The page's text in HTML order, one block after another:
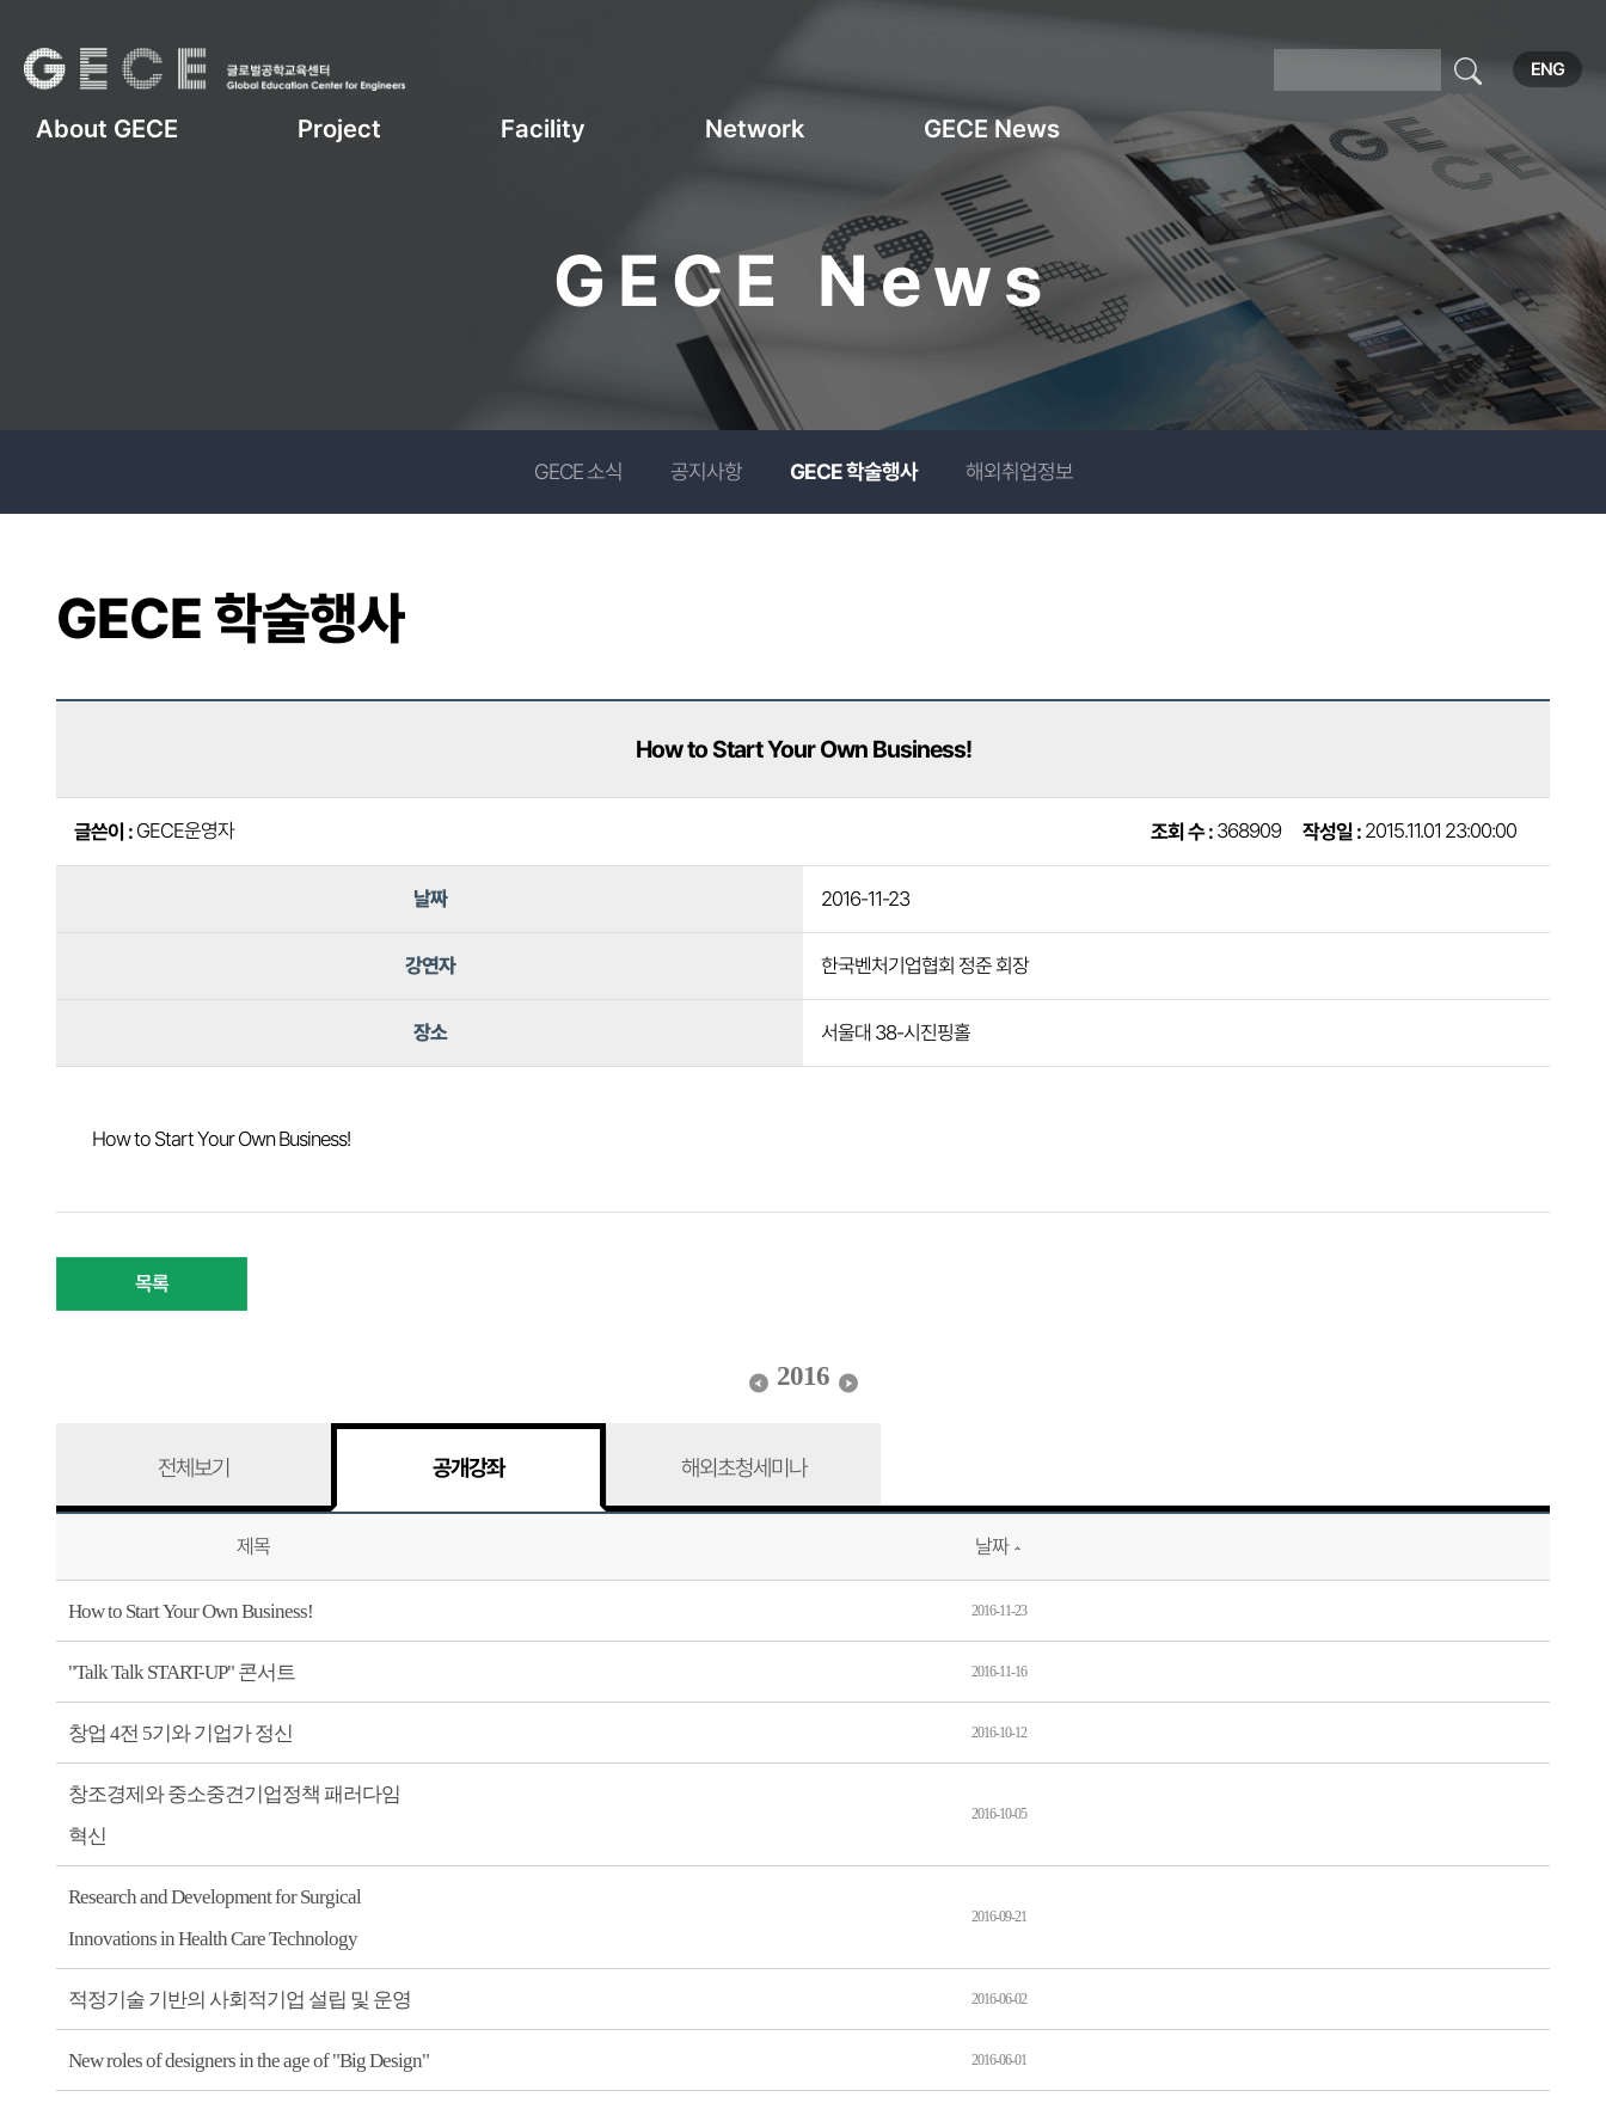
GECE News
GECE 소식 공지사항 GECE 학술행사 해외취업정보
GECE 학술행사
How to Start Your Own Business!
글쓴이 : GECE운영자 조회 수 : 368909 작성일 : 2015.11.01 23:00:00
날짜 2016-11-23
강연자 한국벤처기업협회 정준 회장
장소 서울대 38-시진핑홀
How to Start Your Own Business!
목록
2016
전체보기 공개강좌 해외초청세미나
제목 날짜
How to Start Your Own Business! 2016-11-23
"Talk Talk START-UP" 콘서트 2016-11-16
창업 4전 5기와 기업가 정신 2016-10-12
창조경제와 중소중견기업정책 패러다임
혁신
2016-10-05
Research and Development for Surgical
Innovations in Health Care Technology
2016-09-21
적정기술 기반의 사회적기업 설립 및 운영 2016-06-02
New roles of designers in the age of "Big Design" 2016-06-01
About GECE Project Facility Network GECE News
ENG